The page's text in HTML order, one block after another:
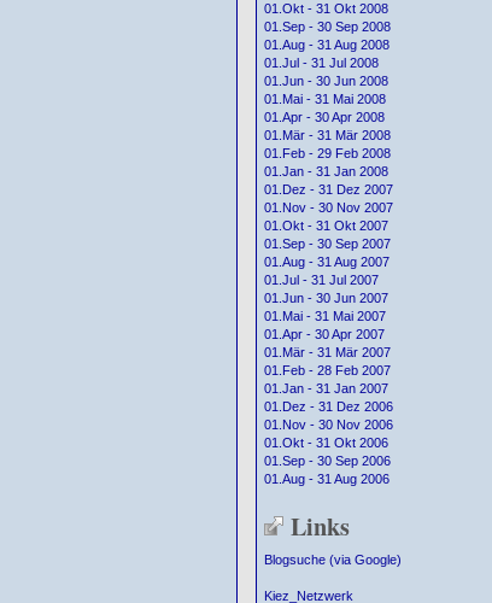
01.Okt - 31 Okt 2008
01.Sep - 30 Sep 2008
01.Aug - 31 Aug 2008
01.Jul - 31 Jul 2008
01.Jun - 30 Jun 2008
01.Mai - 31 Mai 2008
01.Apr - 30 Apr 2008
01.Mär - 31 Mär 2008
01.Feb - 29 Feb 2008
01.Jan - 31 Jan 2008
01.Dez - 31 Dez 2007
01.Nov - 30 Nov 2007
01.Okt - 31 Okt 2007
01.Sep - 30 Sep 2007
01.Aug - 31 Aug 2007
01.Jul - 31 Jul 2007
01.Jun - 30 Jun 2007
01.Mai - 31 Mai 2007
01.Apr - 30 Apr 2007
01.Mär - 31 Mär 2007
01.Feb - 28 Feb 2007
01.Jan - 31 Jan 2007
01.Dez - 31 Dez 2006
01.Nov - 30 Nov 2006
01.Okt - 31 Okt 2006
01.Sep - 30 Sep 2006
01.Aug - 31 Aug 2006
Links
Blogsuche (via Google)
Kiez_Netzwerk